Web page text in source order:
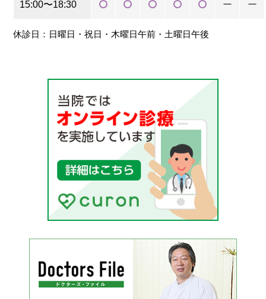
15:00〜18:30 ー ー
休診日：日曜日・祝日・木曜日午前・土曜日午後